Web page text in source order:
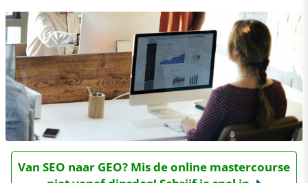
Van SEO naar GEO? Mis de online mastercourse